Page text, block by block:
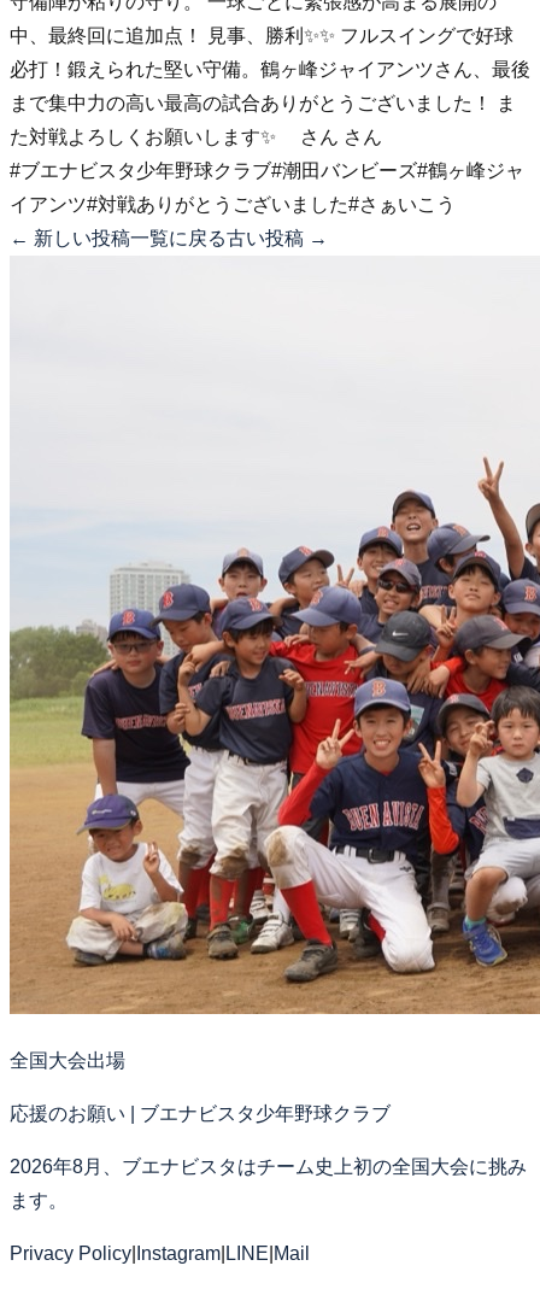
中、最終回に追加点！ 見事、勝利✨✨ フルスイングで好球
必打！鍛えられた堅い守備。鶴ヶ峰ジャイアンツさん、最後
まで集中力の高い最高の試合ありがとうございました！ ま
た対戦よろしくお願いします✨ さん さん
#ブエナビスタ少年野球クラブ#潮田バンビーズ#鶴ヶ峰ジャ
イアンツ#対戦ありがとうございました#さぁいこう
← 新しい投稿一覧に戻る古い投稿 →
全国大会出場
応援のお願い | ブエナビスタ少年野球クラブ
2026年8月、ブエナビスタはチーム史上初の全国大会に挑み
ます。
Privacy Policy Instagram LINE Mail